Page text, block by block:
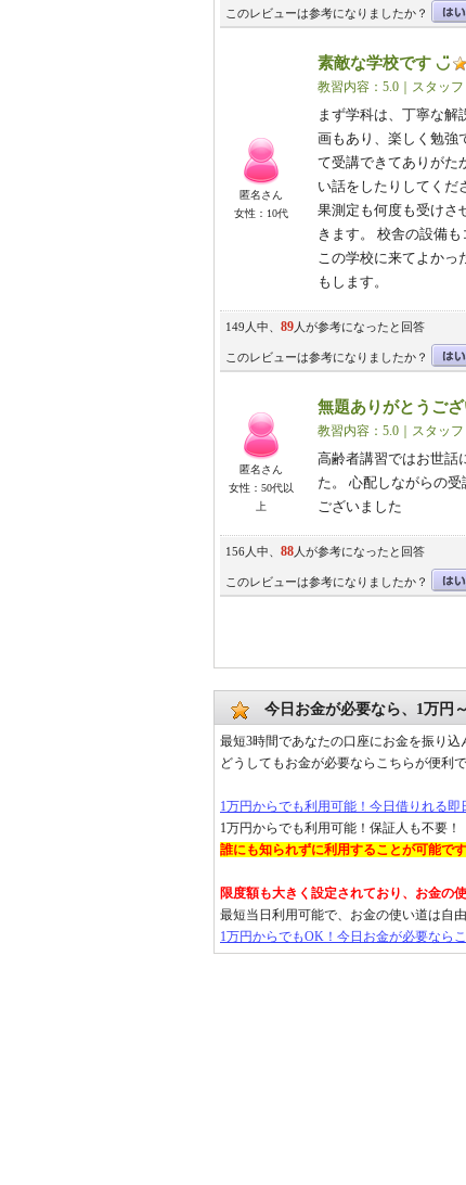
このレビューは参考になりましたか？
匿名さん
女性：10代
素敵な学校です ◡̈
教習内容：5.0｜スタッフ
まず学科は、丁寧な解
画もあり、楽しく勉強
て受講できてありがた
い話をしたりしてくだ
果測定も何度も受けさ
きます。 校舎の設備
この学校に来てよかっ
もします。
149人中、 89 人が参考になったと回答
このレビューは参考になりましたか？
匿名さん
女性：50代以
上
無題ありがとうご
教習内容：5.0｜スタッフ
高齢者講習ではお世話
た。 心配しながらの
ございました
156人中、 88 人が参考になったと回答
このレビューは参考になりましたか？
今日お金が必要なら、1万円
最短3時間であなたの口座にお金を振り込
どうしてもお金が必要ならこちらが便利で
1万円からでも利用可能！今日借りれる即
1万円からでも利用可能！保証人も不要！
誰にも知られずに利用することが可能です
限度額も大きく設定されており、お金の
最短当日利用可能で、お金の使い道は自
1万円からでもOK！今日お金が必要なら